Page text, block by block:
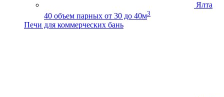
Ялта
40 объем парных от 30 до 40м3
Печи для коммерческих бань